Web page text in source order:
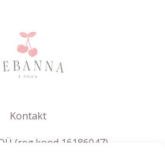
Kontakt
(reg.kood 16186047)